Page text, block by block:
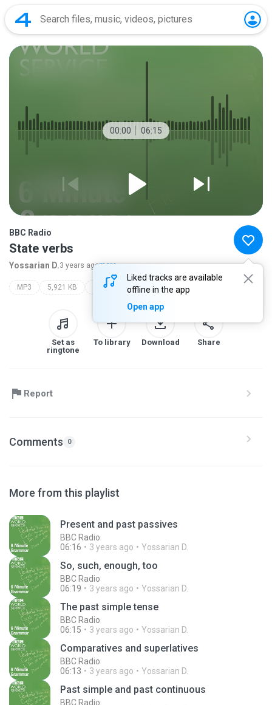
00:00 06:15
Liked tracks are available
offline in the app
Open app
BBC Radio
State verbs
Yossarian D.3 years agomore...
MP3 5,921 KB Podcast bbc radio
Set as
ringtone
To library Download Share
Report
Comments 0
More from this playlist
Present and past passives
BBC Radio
06:16
3 years ago Yossarian D.
So, such, enough, too
BBC Radio
06:19
3 years ago Yossarian D.
The past simple tense
BBC Radio
06:15
3 years ago Yossarian D.
Comparatives and superlatives
BBC Radio
06:13
3 years ago Yossarian D.
Past simple and past continuous
BBC Radio